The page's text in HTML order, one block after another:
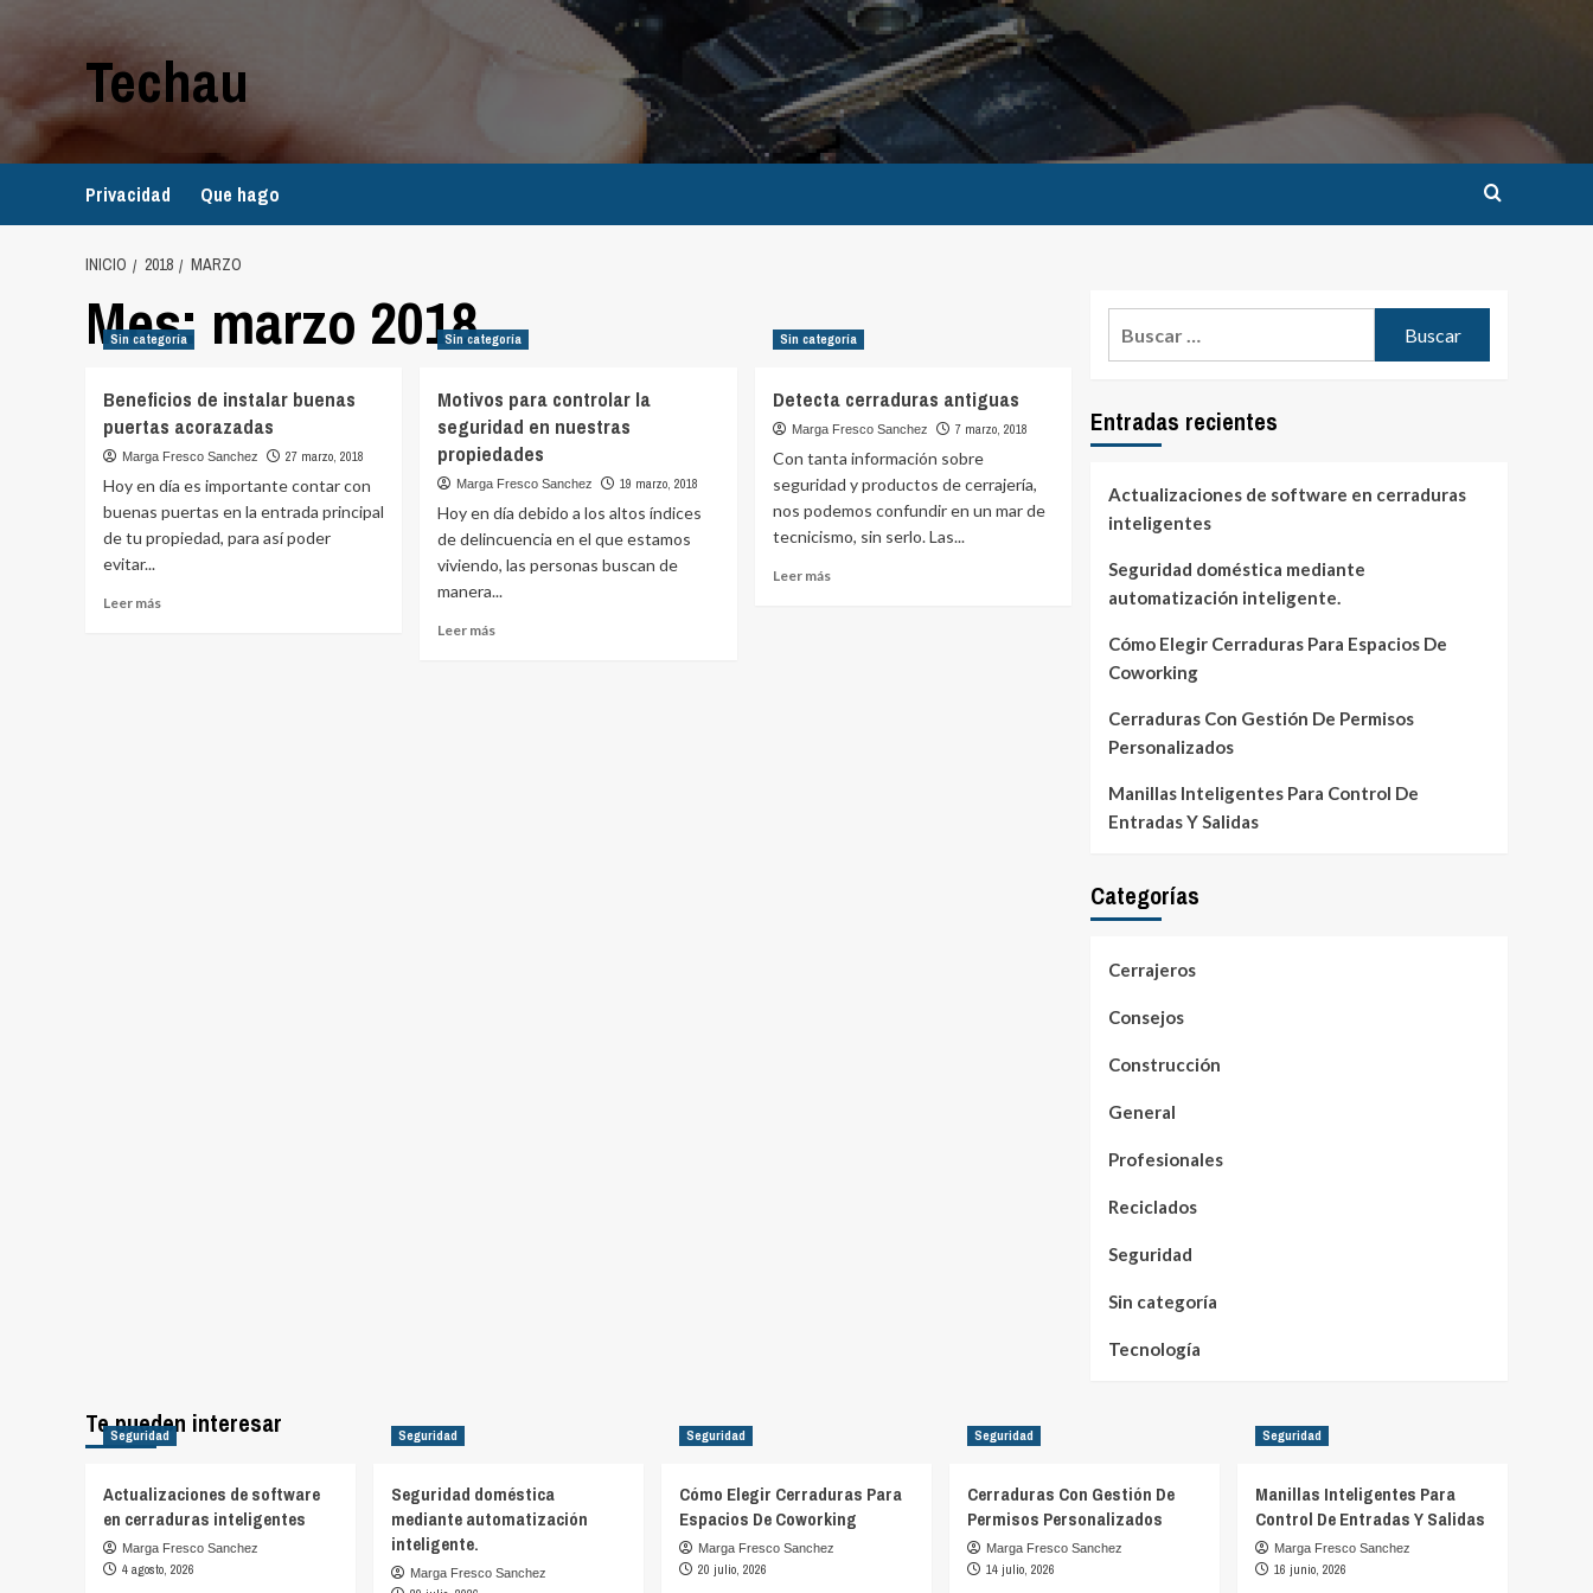
Techau
Privacidad Que hago
INICIO 2018 MARZO
Mes: marzo 2018
Sin categoría
Beneficios de instalar buenas
puertas acorazadas
Marga Fresco Sanchez 27 marzo, 2018
Hoy en día es importante contar con
buenas puertas en la entrada principal
de tu propiedad, para así poder
evitar...
Leer más
Sin categoría
Motivos para controlar la
seguridad en nuestras
propiedades
Marga Fresco Sanchez 19 marzo, 2018
Hoy en día debido a los altos índices
de delincuencia en el que estamos
viviendo, las personas buscan de
manera...
Leer más
Sin categoría
Detecta cerraduras antiguas
Marga Fresco Sanchez 7 marzo, 2018
Con tanta información sobre
seguridad y productos de cerrajería,
nos podemos confundir en un mar de
tecnicismo, sin serlo. Las...
Leer másLeer
Entradas recientes
Actualizaciones de software en cerraduras
inteligentes
Seguridad doméstica mediante
automatización inteligente.
Cómo Elegir Cerraduras Para Espacios De
Coworking
Cerraduras Con Gestión De Permisos
Personalizados
Manillas Inteligentes Para Control De
Entradas Y Salidas
Categorías
Cerrajeros
Consejos
Construcción
General
Profesionales
Reciclados
Seguridad
Sin categoría
Tecnología
Te pueden interesar
Seguridad
Actualizaciones de software
en cerraduras inteligentes
Marga Fresco Sanchez
4 agosto, 2026
Seguridad
Seguridad doméstica
mediante automatización
inteligente.
Marga Fresco Sanchez
Seguridad
Cómo Elegir Cerraduras Para
Espacios De Coworking
Marga Fresco Sanchez
20 julio, 2026
Seguridad
Cerraduras Con Gestión De
Permisos Personalizados
Marga Fresco Sanchez
14 julio, 2026
Seguridad
Manillas Inteligentes Para
Control De Entradas Y Salidas
Marga Fresco Sanchez
16 junio, 2026